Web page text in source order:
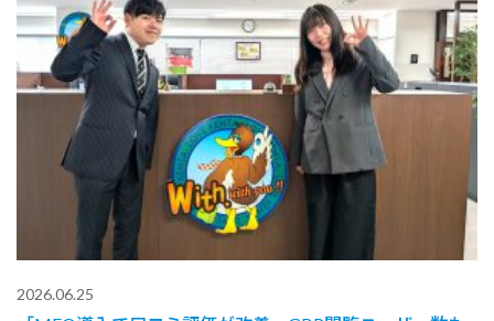
2026.06.25